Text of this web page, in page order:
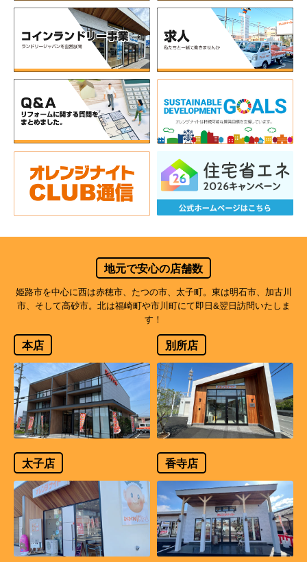
地元で安心の店舗数
姫路市を中心に西は赤穂市、たつの市、太子町。東は明石市、加古川
市、そして高砂市。北は福崎町や市川町にて即日&翌日訪問いたしま
す！
本店 別所店
太子店 香寺店